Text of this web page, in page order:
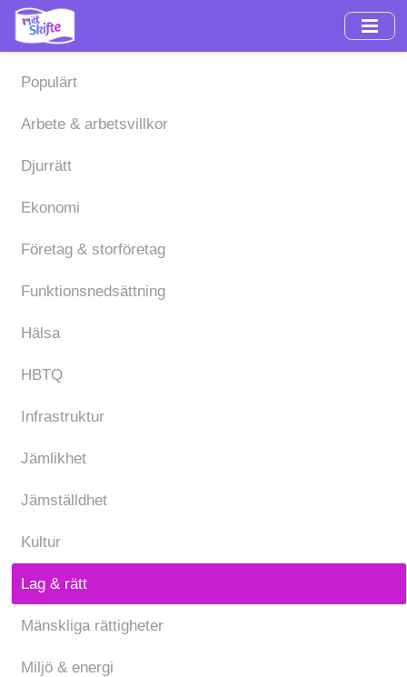
Hoppa
huvudinnehåll
Populärt
Arbete & arbetsvillkor
Djurrätt
Ekonomi
Företag & storföretag
Funktionsnedsättning
Hälsa
HBTQ
Infrastruktur
Jämlikhet
Jämställdhet
Kultur
Lag & rätt
Mänskliga rättigheter
Miljö & energi